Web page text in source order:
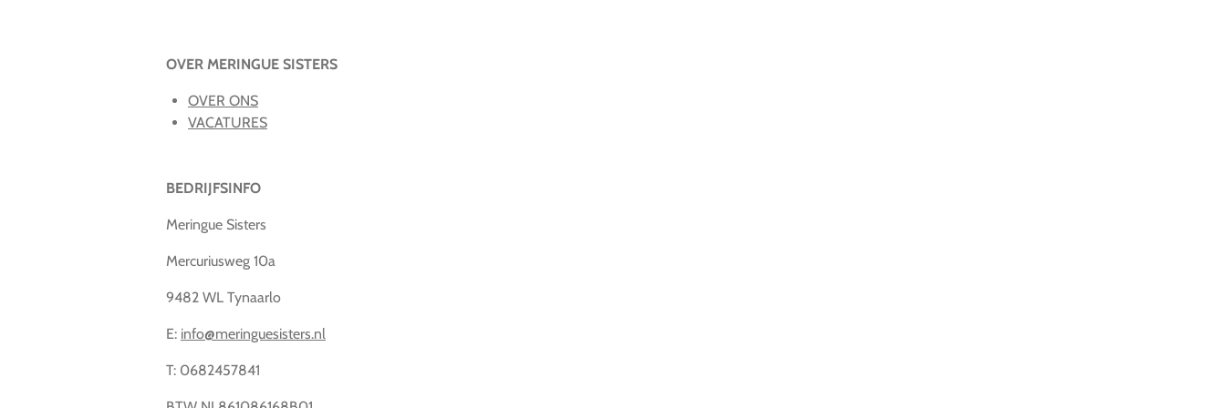
OVER MERINGUE SISTERS
OVER ONS
VACATURES
BEDRIJFSINFO
Meringue Sisters
Mercuriusweg 10a
9482 WL Tynaarlo
E: info@meringuesisters.nl
T: 0682457841